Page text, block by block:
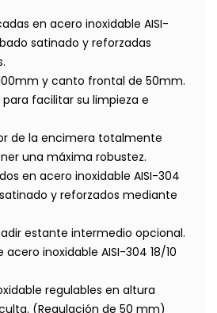
en acero inoxidable AISI-
satinado y reforzadas
y canto frontal de 50mm.
facilitar su limpieza e
de la encimera totalmente
una máxima robustez.
en acero inoxidable AISI-304
y reforzados mediante
estante intermedio opcional.
inoxidable AISI-304 18/10
regulables en altura
(Regulación de 50 mm)